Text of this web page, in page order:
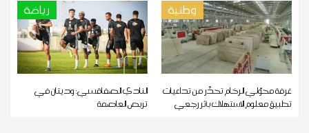
وطنية
غرفة محوّلي الرخام تحذّر من تداعيات
تطبيق معلوم الاستهلاك بأثر رجعي
رياضة
النادي الصفاقسي: وديتان في
تربص العاصمة